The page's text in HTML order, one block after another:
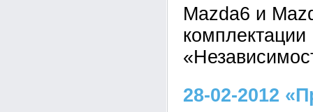
Mazda6 и
28-02-2012